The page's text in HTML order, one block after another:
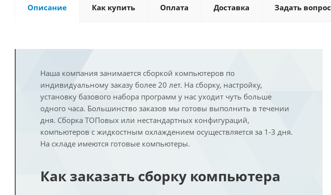
Описание Как купить Оплата Доставка Задать вопрос
Наша компания занимается сборкой компьютеров по
индивидуальному заказу более 20 лет. На сборку, настройку,
установку базового набора программ у нас уходит чуть больше
одного часа. Большинство заказов мы готовы выполнить в течении
дня. Сборка ТОПовых или нестандартных конфигураций,
компьютеров с жидкостным охлаждением осуществляется за 1-3 дня.
На складе имеются готовые компьютеры.
Как заказать сборку компьютера